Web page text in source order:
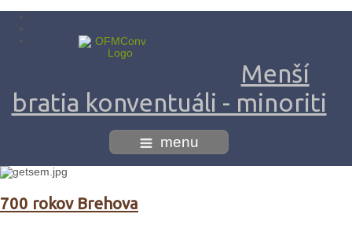
Menší
bratia konventuáli - minoriti
menu
700 rokov Brehova